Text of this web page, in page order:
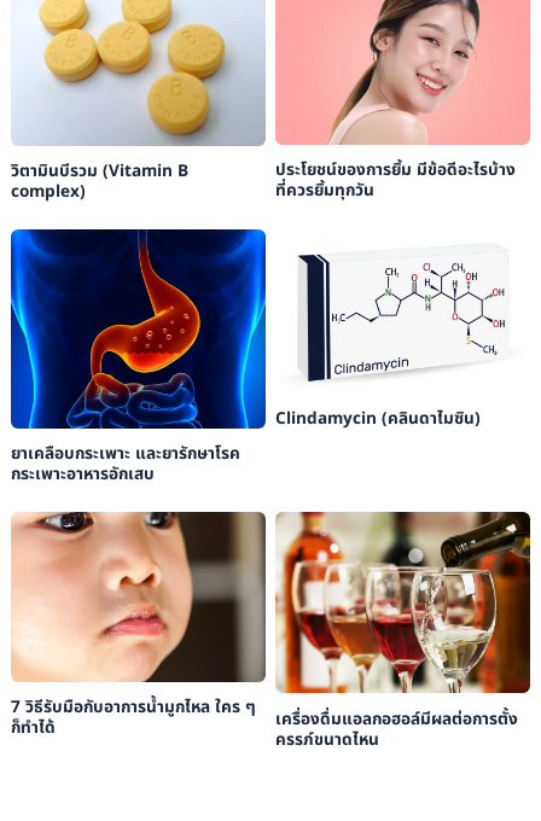
วิตามินบีรวม (Vitamin B
complex)
ประโยชน์ของการยิ้ม มีข้อดีอะไรบ้าง
ที่ควรยิ้มทุกวัน
ยาเคลือบกระเพาะ และยารักษาโรค
กระเพาะอาหารอักเสบ
Clindamycin (คลินดาไมซิน)
7 วิธีรับมือกับอาการน้ำมูกไหล ใคร ๆ
ก็ทำได้
เครื่องดื่มแอลกอฮอล์มีผลต่อการตั้ง
ครรภ์ขนาดไหน